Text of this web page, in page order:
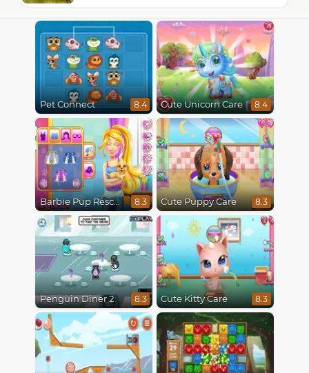
Pet Connect 8.4 Cute Unicorn Care 8.4
Barbie Pup Rescue 8.3 Cute Puppy Care 8.3
Penguin Diner 2 8.3 Cute Kitty Care 8.3